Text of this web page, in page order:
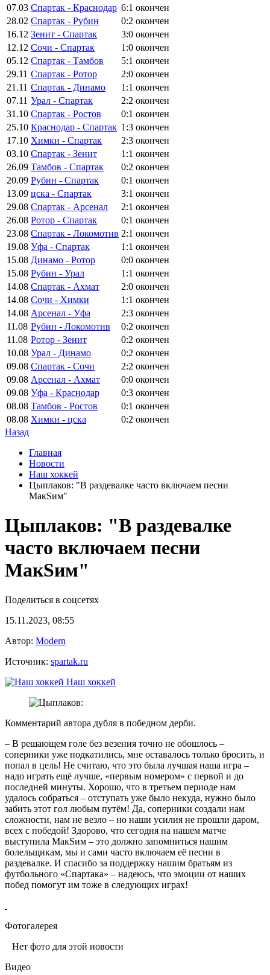
07.03 Спартак - Краснодар 6:1 окончен
28.02 Спартак - Рубин 0:2 окончен
16.12 Зенит - Спартак 3:0 окончен
12.12 Сочи - Спартак 1:0 окончен
05.12 Спартак - Тамбов 5:1 окончен
29.11 Спартак - Ротор 2:0 окончен
21.11 Спартак - Динамо 1:1 окончен
07.11 Урал - Спартак 2:2 окончен
31.10 Спартак - Ростов 0:1 окончен
25.10 Краснодар - Спартак 1:3 окончен
17.10 Химки - Спартак 2:3 окончен
03.10 Спартак - Зенит 1:1 окончен
26.09 Тамбов - Спартак 0:2 окончен
20.09 Рубин - Спартак 0:1 окончен
13.09 цска - Спартак 3:1 окончен
29.08 Спартак - Арсенал 2:1 окончен
26.08 Ротор - Спартак 0:1 окончен
23.08 Спартак - Локомотив 2:1 окончен
19.08 Уфа - Спартак 1:1 окончен
15.08 Динамо - Ротор 0:0 окончен
15.08 Рубин - Урал 1:1 окончен
14.08 Спартак - Ахмат 2:0 окончен
14.08 Сочи - Химки 1:1 окончен
14.08 Арсенал - Уфа 2:3 окончен
11.08 Рубин - Локомотив 0:2 окончен
11.08 Ротор - Зенит 0:2 окончен
10.08 Урал - Динамо 0:2 окончен
09.08 Спартак - Сочи 2:2 окончен
09.08 Арсенал - Ахмат 0:0 окончен
09.08 Уфа - Краснодар 0:3 окончен
08.08 Тамбов - Ростов 0:1 окончен
08.08 Химки - цска 0:2 окончен
Назад
Главная
Новости
Наш хоккей
Цыплаков: "В раздевалке часто включаем песни
МакSим"
Цыплаков: "В раздевалке
часто включаем песни
МакSим"
Поделиться в соцсетях
15.11.2023, 08:55
Автор: Modern
Источник: spartak.ru
Наш хоккей
Комментарий автора дубля в победном дерби.
– В решающем голе без везения точно не обошлось –
соперники уже подкатились, мне оставалось только бросить, и
попал в цель! Не считаю, что это была лучшая наша игра –
надо играть ещё лучше, «первым номером» с первой и до
последней минуты. Хорошо, что в третьем периоде нам
удалось собраться – отступать уже было некуда, нужно было
забить этот гол любым путём! Да, соперники создали нам
сложности, нам не везло – но наши усилия не прошли даром,
всех с победой! Здорово, что сегодня на нашем матче
выступила МакSим – это должно запомниться нашим
болельщикам, мы и сами часто включаем её песни в
раздевалке. И спасибо за поддержку нашим братьям из
футбольного «Спартака» – надеюсь, что эмоции от наших
побед помогут им тоже в следующих играх!
Фотогалерея
Нет фото для этой новости
Видео